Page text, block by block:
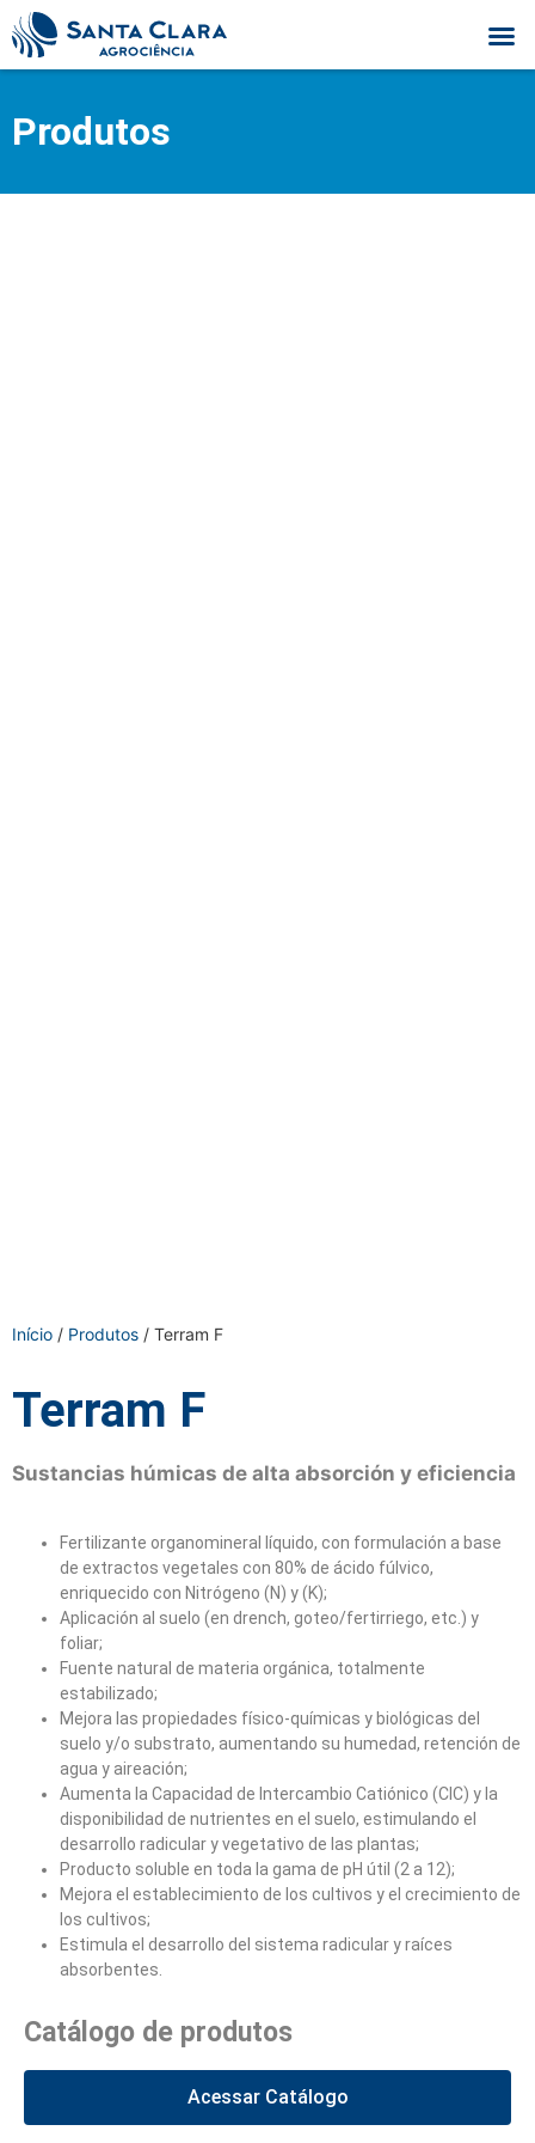
Produtos
Início / Produtos / Terram F
Terram F
Sustancias húmicas de alta absorción y eficiencia
Fertilizante organomineral líquido, con formulación a base
de extractos vegetales con 80% de ácido fúlvico,
enriquecido con Nitrógeno (N) y (K);
Aplicación al suelo (en drench, goteo/fertirriego, etc.) y
foliar;
Fuente natural de materia orgánica, totalmente
estabilizado;
Mejora las propiedades físico-químicas y biológicas del
suelo y/o substrato, aumentando su humedad, retención de
agua y aireación;
Aumenta la Capacidad de Intercambio Catiónico (CIC) y la
disponibilidad de nutrientes en el suelo, estimulando el
desarrollo radicular y vegetativo de las plantas;
Producto soluble en toda la gama de pH útil (2 a 12);
Mejora el establecimiento de los cultivos y el crecimiento de
los cultivos;
Estimula el desarrollo del sistema radicular y raíces
absorbentes.
Catálogo de produtos
Acessar Catálogo